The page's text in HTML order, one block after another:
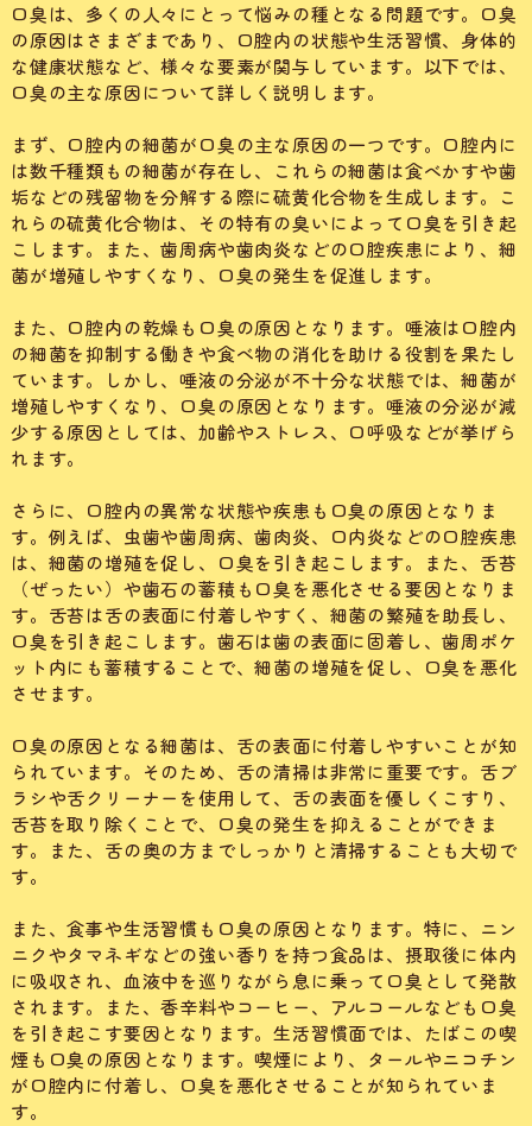
口臭は、多くの人々にとって悩みの種となる問題です。口臭
の原因はさまざまであり、口腔内の状態や生活習慣、身体的
な健康状態など、様々な要素が関与しています。以下では、
口臭の主な原因について詳しく説明します。
まず、口腔内の細菌が口臭の主な原因の一つです。口腔内に
は数千種類もの細菌が存在し、これらの細菌は食べかすや歯
垢などの残留物を分解する際に硫黄化合物を生成します。こ
れらの硫黄化合物は、その特有の臭いによって口臭を引き起
こします。また、歯周病や歯肉炎などの口腔疾患により、細
菌が増殖しやすくなり、口臭の発生を促進します。
また、口腔内の乾燥も口臭の原因となります。唾液は口腔内
の細菌を抑制する働きや食べ物の消化を助ける役割を果たし
ています。しかし、唾液の分泌が不十分な状態では、細菌が
増殖しやすくなり、口臭の原因となります。唾液の分泌が減
少する原因としては、加齢やストレス、口呼吸などが挙げら
れます。
さらに、口腔内の異常な状態や疾患も口臭の原因となりま
す。例えば、虫歯や歯周病、歯肉炎、口内炎などの口腔疾患
は、細菌の増殖を促し、口臭を引き起こします。また、舌苔
（ぜったい）や歯石の蓄積も口臭を悪化させる要因となりま
す。舌苔は舌の表面に付着しやすく、細菌の繁殖を助長し、
口臭を引き起こします。歯石は歯の表面に固着し、歯周ポケ
ット内にも蓄積することで、細菌の増殖を促し、口臭を悪化
させます。
口臭の原因となる細菌は、舌の表面に付着しやすいことが知
られています。そのため、舌の清掃は非常に重要です。舌ブ
ラシや舌クリーナーを使用して、舌の表面を優しくこすり、
舌苔を取り除くことで、口臭の発生を抑えることができま
す。また、舌の奥の方までしっかりと清掃することも大切で
す。
また、食事や生活習慣も口臭の原因となります。特に、ニン
ニクやタマネギなどの強い香りを持つ食品は、摂取後に体内
に吸収され、血液中を巡りながら息に乗って口臭として発散
されます。また、香辛料やコーヒー、アルコールなども口臭
を引き起こす要因となります。生活習慣面では、たばこの喫
煙も口臭の原因となります。喫煙により、タールやニコチン
が口腔内に付着し、口臭を悪化させることが知られていま
す。